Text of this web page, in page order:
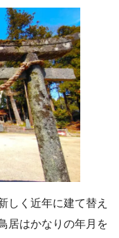
しく近年に建て替え
居はかなりの年月を